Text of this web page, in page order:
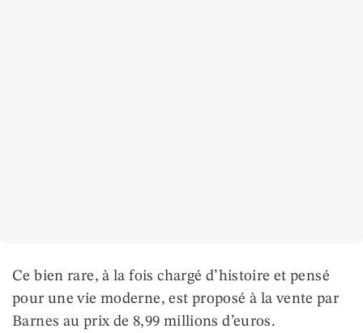
Ce bien rare, à la fois chargé d’histoire et pensé
pour une vie moderne, est proposé à la vente par
Barnes au prix de 8,99 millions d’euros.